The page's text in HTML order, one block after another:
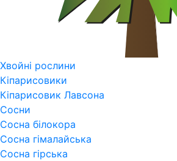
Хвойні рослини
Кіпарисовики
Кіпарисовик Лавсона
Сосни
Сосна білокора
Сосна гімалайська
Сосна гірська